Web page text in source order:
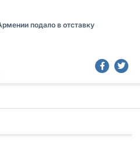
подало в отставку